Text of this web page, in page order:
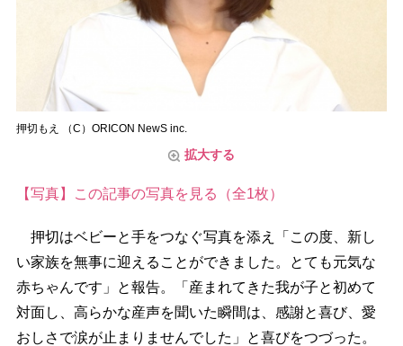
押切もえ （C）ORICON NewS inc.
拡大する
【写真】この記事の写真を見る（全1枚）
押切はベビーと手をつなぐ写真を添え「この度、新し
い家族を無事に迎えることができました。とても元気な
赤ちゃんです」と報告。「産まれてきた我が子と初めて
対面し、高らかな産声を聞いた瞬間は、感謝と喜び、愛
おしさで涙が止まりませんでした」と喜びをつづった。